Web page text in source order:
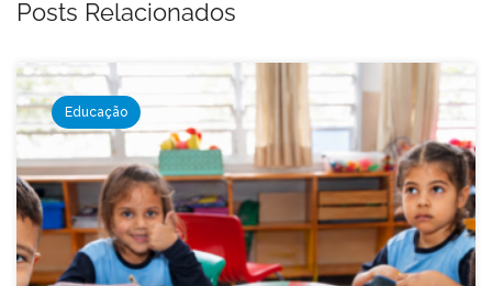
Posts Relacionados
Educação